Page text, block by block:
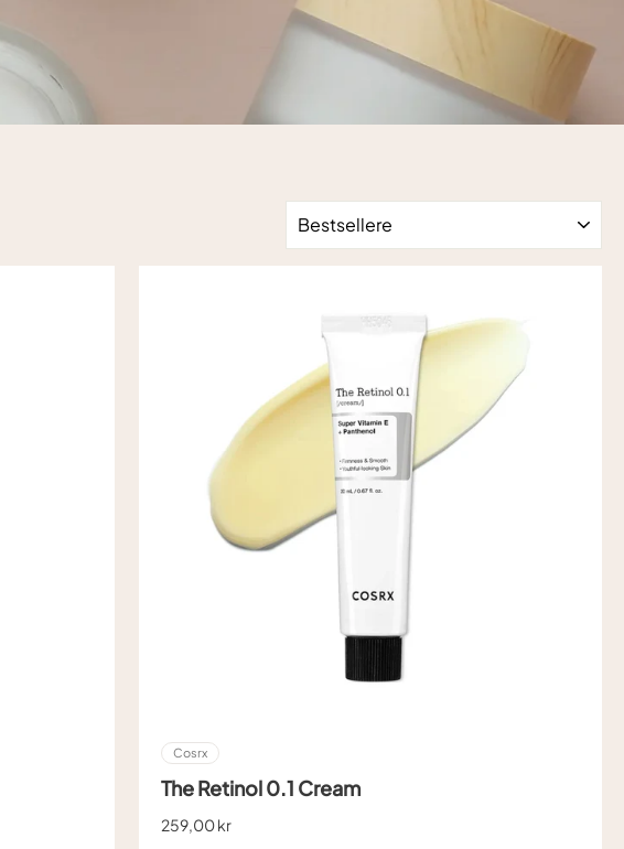
Cosrx
The Retinol 0.1 Cream
259,00 kr